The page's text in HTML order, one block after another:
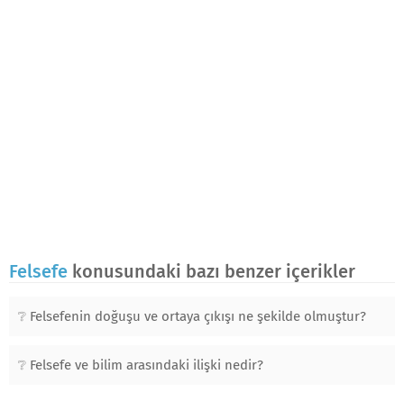
Felsefe konusundaki bazı benzer içerikler
Felsefenin doğuşu ve ortaya çıkışı ne şekilde olmuştur?
Felsefe ve bilim arasındaki ilişki nedir?